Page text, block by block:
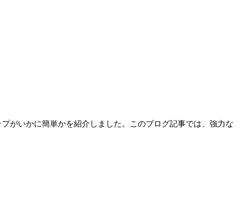
がいかに簡単かを紹介しました。このブログ記事では、強力な